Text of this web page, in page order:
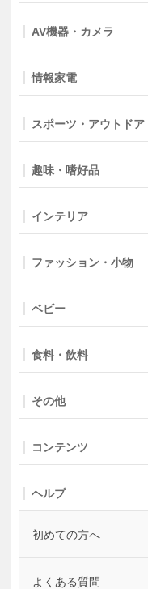
AV機器・カメラ
情報家電
スポーツ・アウトドア
趣味・嗜好品
インテリア
ファッション・小物
ベビー
食料・飲料
その他
コンテンツ
ヘルプ
初めての方へ
よくある質問